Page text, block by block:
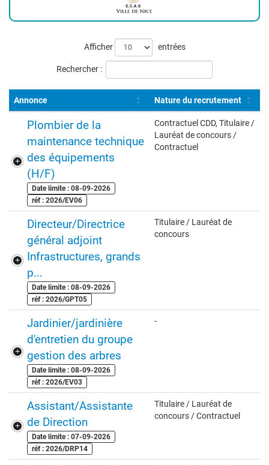
offres
Afficher entrées
Rechercher :
Annonce Nature du recrutement
Plombier de la
maintenance technique
des équipements
(H/F)
Date limite : 08-09-2026
réf : 2026/EV06
Contractuel CDD, Titulaire /
Lauréat de concours /
Contractuel
Directeur/Directrice
général adjoint
Infrastructures, grands
p...
Date limite : 08-09-2026
réf : 2026/GPT05
Titulaire / Lauréat de
concours
Jardinier/jardinière
d'entretien du groupe
gestion des arbres
Date limite : 08-09-2026
réf : 2026/EV03
-
Assistant/Assistante
de Direction
Date limite : 07-09-2026
réf : 2026/DRP14
Titulaire / Lauréat de
concours / Contractuel